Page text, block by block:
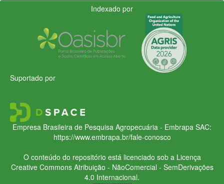
Indexado por
Suportado por
Empresa Brasileira de Pesquisa Agropecuária - Embrapa SAC:
https://www.embrapa.br/fale-conosco
O conteúdo do repositório está licenciado sob a Licença
Creative CommonsAtribuição - NãoComercial - SemDerivações
4.0 Internacional.